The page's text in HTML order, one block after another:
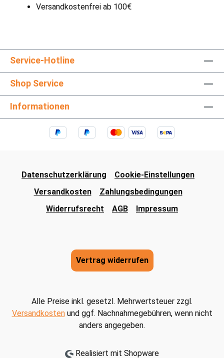
Versandkostenfrei ab 100€
Service-Hotline
Shop Service
Informationen
Datenschutzerklärung
Cookie-Einstellungen
Versandkosten
Zahlungsbedingungen
Widerrufsrecht
AGB Impressum
Vertrag widerrufen
Alle Preise inkl. gesetzl. Mehrwertsteuer zzgl.
Versandkostenund ggf. Nachnahmegebühren, wenn nicht
anders angegeben.
Realisiert mit Shopware